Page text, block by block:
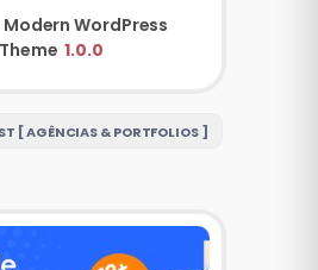
Modern WordPress
Theme 1.0.0
[ AGÊNCIAS & PORTFOLIOS ]